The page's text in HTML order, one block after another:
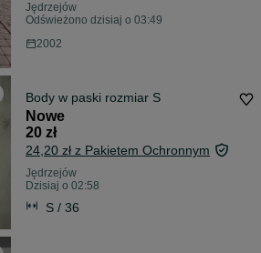
Jędrzejów
Odświeżono dzisiaj o 03:49
2002
Body w paski rozmiar S
Nowe
20 zł
24,20 zł z Pakietem Ochronnym
Jędrzejów
Dzisiaj o 02:58
S / 36